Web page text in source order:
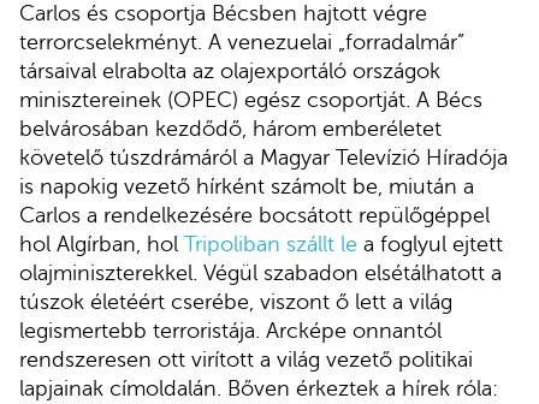
Carlos és csoportja Bécsben hajtott végre
terrorcselekményt. A venezuelai „forradalmár”
társaival elrabolta az olajexportáló országok
minisztereinek (OPEC) egész csoportját. A Bécs
belvárosában kezdődő, három emberéletet
követelő túszdrámáról a Magyar Televízió Híradója
is napokig vezető hírként számolt be, miután a
Carlos a rendelkezésére bocsátott repülőgéppel
hol Algírban, hol Tripoliban szállt le a foglyul ejtett
olajminiszterekkel. Végül szabadon elsétálhatott a
túszok életéért cserébe, viszont ő lett a világ
legismertebb terroristája. Arcképe onnantól
rendszeresen ott virított a világ vezető politikai
lapjainak címoldalán. Bőven érkeztek a hírek róla: